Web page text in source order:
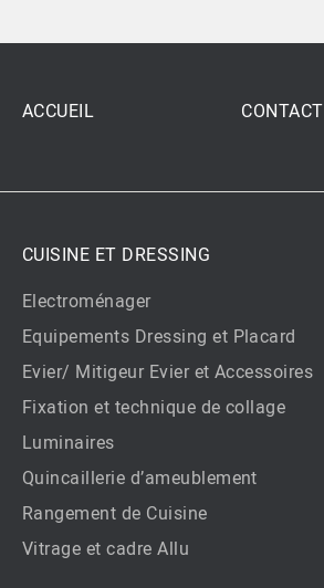
ACCUEIL CONTACT
CUISINE ET DRESSING
Electroménager
Equipements Dressing et Placard
Evier/ Mitigeur Evier et Accessoires
Fixation et technique de collage
Luminaires
Quincaillerie d’ameublement
Rangement de Cuisine
Vitrage et cadre Allu